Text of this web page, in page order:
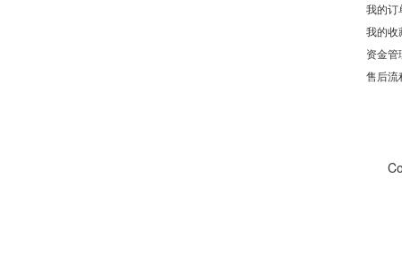
我的订
我的收
资金管
售后流